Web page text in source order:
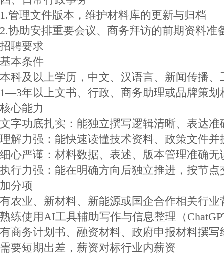
1.管理文件版本，维护材料库的更新与归档
2.协助安排重要会议、商务拜访的前期资料准
招聘要求
基本条件
本科及以上学历，中文、汉语言、新闻传播
1—3年以上文书、行政、商务助理或品牌策划
核心能力
文字功底扎实：能独立撰写逻辑清晰、表达
理解力强：能快速读懂技术资料、政策文件并
细心严谨：材料数据、表述、版本管理准确无
执行力强：能在明确方向后独立推进，按节点
加分项
有农业、新材料、新能源或国企合作相关行业
熟练使用AI工具辅助写作与信息整理（
有商务计划书、融资材料、政府申报材料撰写
需要短期出差，薪资对标行业内薪资